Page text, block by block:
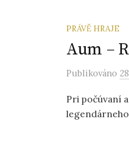
PRÁVĚ HRAJE
Aum –
Publikováno
Pri počúvaní